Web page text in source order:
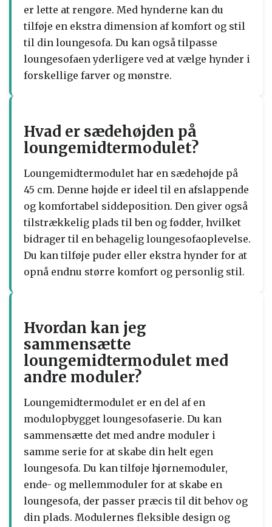
er lette at rengøre. Med hynderne kan du
tilføje en ekstra dimension af komfort og stil
til din loungesofa. Du kan også tilpasse
loungesofaen yderligere ved at vælge hynder i
forskellige farver og mønstre.
Hvad er sædehøjden på
loungemidtermodulet?
Loungemidtermodulet har en sædehøjde på
45 cm. Denne højde er ideel til en afslappende
og komfortabel siddeposition. Den giver også
tilstrækkelig plads til ben og fødder, hvilket
bidrager til en behagelig loungesofaoplevelse.
Du kan tilføje puder eller ekstra hynder for at
opnå endnu større komfort og personlig stil.
Hvordan kan jeg
sammensætte
loungemidtermodulet med
andre moduler?
Loungemidtermodulet er en del af en
modulopbygget loungesofaserie. Du kan
sammensætte det med andre moduler i
samme serie for at skabe din helt egen
loungesofa. Du kan tilføje hjørnemoduler,
ende- og mellemmoduler for at skabe en
loungesofa, der passer præcis til dit behov og
din plads. Modulernes fleksible design og